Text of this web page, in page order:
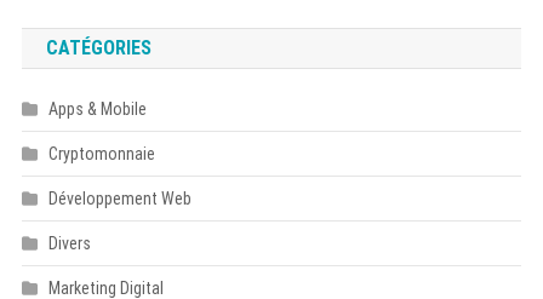
CATÉGORIES
Apps & Mobile
Cryptomonnaie
Développement Web
Divers
Marketing Digital